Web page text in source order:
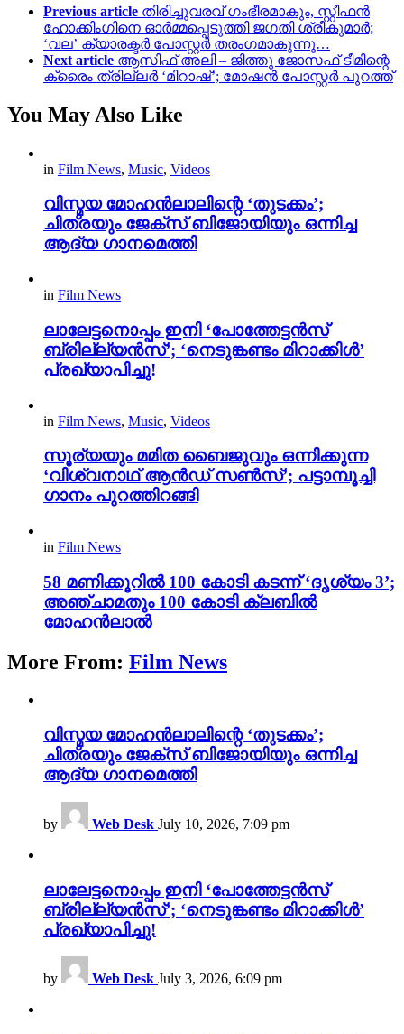
Previous article തിരിച്ചുവരവ് ഗംഭീരമാകും, സ്റ്റീഫൻ
ഹോക്കിംഗിനെ ഓർമ്മപ്പെടുത്തി ജഗതി ശ്രീകുമാർ;
‘വല’ ക്യാരക്ടർ പോസ്റ്റർ തരംഗമാകുന്നു…
Next article ആസിഫ് അലി – ജിത്തു ജോസഫ് ടീമിന്റെ
ക്രൈം ത്രില്ലർ ‘മിറാഷ്’; മോഷൻ പോസ്റ്റർ പുറത്ത്
You May Also Like
in Film News, Music, Videos
വിസ്മയ മോഹൻലാലിന്റെ ‘തുടക്കം’;
ചിത്രയും ജേക്സ് ബിജോയിയും ഒന്നിച്ച
ആദ്യ ഗാനമെത്തി
in Film News
ലാലേട്ടനൊപ്പം ഇനി ‘പോത്തേട്ടൻസ്
ബ്രില്ല്യൻസ്’; ‘നെടുങ്കണ്ടം മിറാക്കിൾ’
പ്രഖ്യാപിച്ചു!
in Film News, Music, Videos
സൂര്യയും മമിത ബൈജുവും ഒന്നിക്കുന്ന
‘വിശ്വനാഥ് ആൻഡ് സൺസ്’; പട്ടാമ്പൂച്ചി
ഗാനം പുറത്തിറങ്ങി
in Film News
58 മണിക്കൂറിൽ 100 കോടി കടന്ന് ‘ദൃശ്യം 3’;
അഞ്ചാമതും 100 കോടി ക്ലബിൽ
മോഹൻലാൽ
More From: Film News
വിസ്മയ മോഹൻലാലിന്റെ ‘തുടക്കം’;
ചിത്രയും ജേക്സ് ബിജോയിയും ഒന്നിച്ച
ആദ്യ ഗാനമെത്തി
by Web Desk July 10, 2026, 7:09 pm
ലാലേട്ടനൊപ്പം ഇനി ‘പോത്തേട്ടൻസ്
ബ്രില്ല്യൻസ്’; ‘നെടുങ്കണ്ടം മിറാക്കിൾ’
പ്രഖ്യാപിച്ചു!
by Web Desk July 3, 2026, 6:09 pm